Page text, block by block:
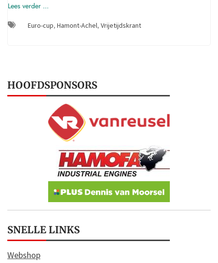
Lees verder ...
Euro-cup, Hamont-Achel, Vrijetijdskrant
HOOFDSPONSORS
SNELLE LINKS
Webshop